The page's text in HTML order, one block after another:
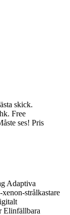
skick.
Free
ses! Pris
Adaptiva
strålkastare
Elinfällbara